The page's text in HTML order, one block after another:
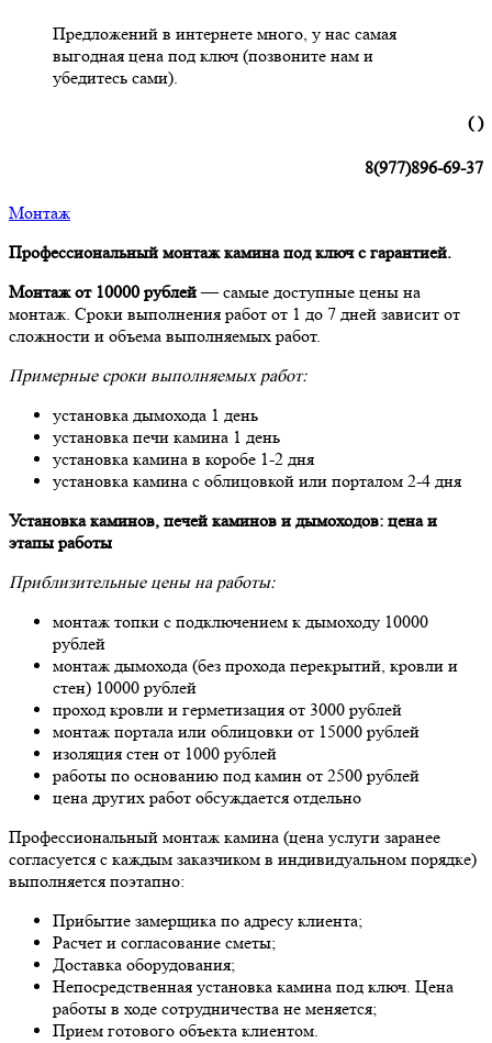
Предложений в интернете много, у нас самая
выгодная цена под ключ (позвоните нам и
убедитесь сами).
( )
8(977)896-69-37
Монтаж
Профессиональный монтаж камина под ключ с гарантией.
Монтаж от 10000 рублей— самые доступные цены на
монтаж. Сроки выполнения работ от 1 до 7 дней зависит от
сложности и объема выполняемых работ.
Примерные сроки выполняемых работ:
установка дымохода 1 день
установка печи камина 1 день
установка камина в коробе 1-2 дня
установка камина с облицовкой или порталом 2-4 дня
Установка каминов, печей каминов и дымоходов: цена и
этапы работы
Приблизительные цены на работы:
монтаж топки с подключением к дымоходу 10000
рублей
монтаж дымохода (без прохода перекрытий, кровли и
стен) 10000 рублей
проход кровли и герметизация от 3000 рублей
монтаж портала или облицовки от 15000 рублей
изоляция стен от 1000 рублей
работы по основанию под камин от 2500 рублей
цена других работ обсуждается отдельно
Профессиональный монтаж камина (цена услуги заранее
согласуется с каждым заказчиком в индивидуальном порядке)
выполняется поэтапно:
Прибытие замерщика по адресу клиента;
Расчет и согласование сметы;
Доставка оборудования;
Непосредственная установка камина под ключ. Цена
работы в ходе сотрудничества не меняется;
Прием готового объекта клиентом.